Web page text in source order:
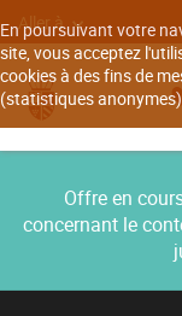
En poursuivant votre
site, vous acceptez
cookies à des fins de
(statistiques
Aller à
Offre en
concernant le